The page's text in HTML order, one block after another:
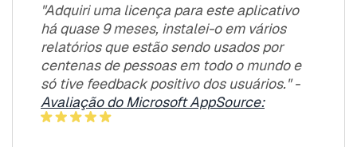
"Adquiri uma licença para este aplicativo
há quase 9 meses, instalei-o em vários
relatórios que estão sendo usados por
centenas de pessoas em todo o mundo e
só tive feedback positivo dos usuários." -
Avaliação do Microsoft AppSource: